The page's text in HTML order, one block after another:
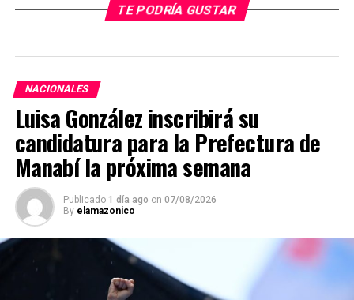
TE PODRÍA GUSTAR
NACIONALES
Luisa González inscribirá su
candidatura para la Prefectura de
Manabí la próxima semana
Publicado 1 día ago on 07/08/2026
By elamazonico